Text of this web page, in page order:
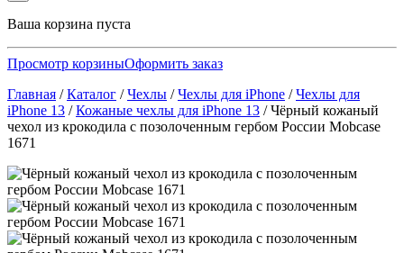
Ваша корзина пуста
Просмотр корзиныОформить заказ
Главная /Каталог /Чехлы /Чехлы для iPhone /Чехлы для
iPhone 13 /Кожаные чехлы для iPhone 13 /Чёрный кожаный
чехол из крокодила с позолоченным гербом России Mobcase
1671